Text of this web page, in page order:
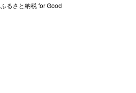
ふるさと納税 for Good